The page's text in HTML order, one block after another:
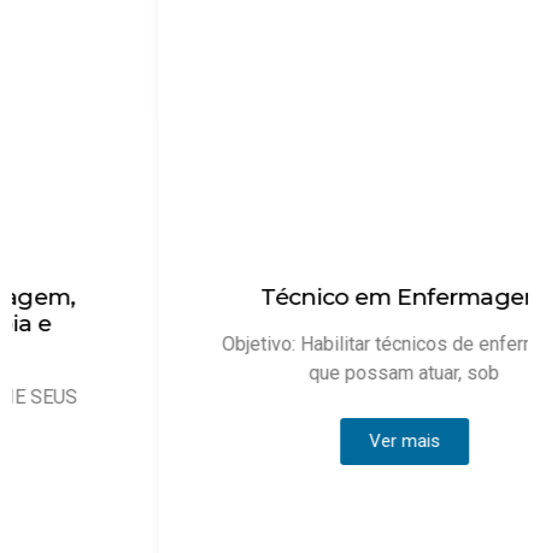
Técnico em Enfermagem
Objetivo: Habilitar técnicos de enfermagem
que possam atuar, sob